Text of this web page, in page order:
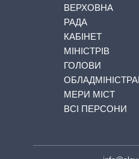
ВЕРХОВНА
РАДА
КАБІНЕТ
МІНІСТРІВ
ГОЛОВИ
МЕРИ МІСТ
ВСІ ПЕРСОНИ